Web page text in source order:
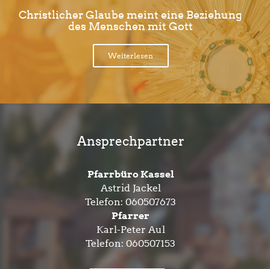
Christlicher Glaube meint eine Beziehung
des Menschen mit Gott
Weiterlesen
Ansprechpartner
Pfarrbüro Kassel
Astrid Jackel
Telefon: 060507673
Pfarrer
Karl-Peter Aul
Telefon: 060507153